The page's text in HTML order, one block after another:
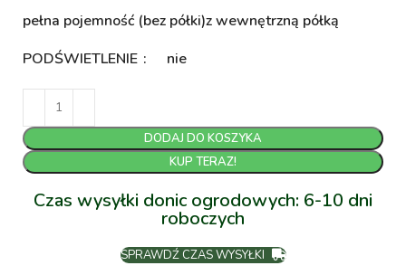
pełna pojemność (bez półki)z wewnętrzną półką
PODŚWIETLENIE
nie
DODAJ DO KOSZYKA
KUP TERAZ!
Czas wysyłki donic ogrodowych: 6-10 dni
roboczych
SPRAWDŹ CZAS WYSYŁKI